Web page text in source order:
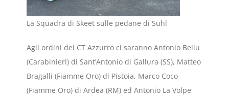
La Squadra di Skeet sulle pedane di Suhl
Agli ordini del CT Azzurro ci saranno Antonio Bellu
(Carabinieri) di Sant’Antonio di Gallura (SS), Matteo
Bragalli (Fiamme Oro) di Pistoia, Marco Coco
(Fiamme Oro) di Ardea (RM) ed Antonio La Volpe